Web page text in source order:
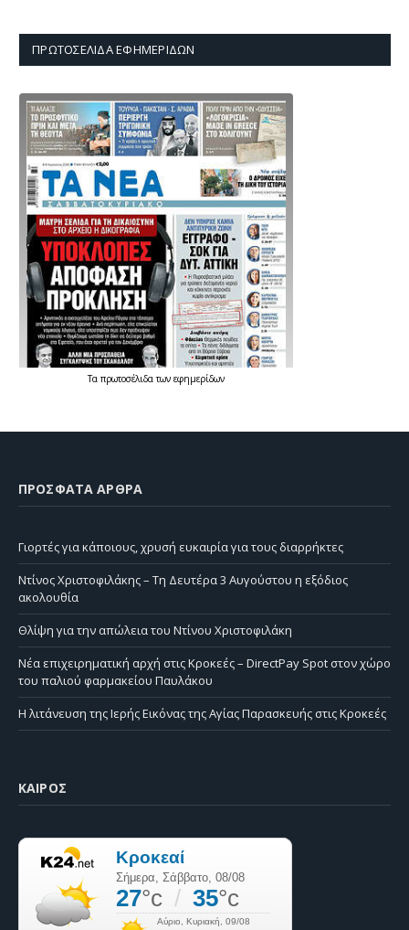
ΠΡΩΤΟΣΈΛΙΔΑ ΕΦΗΜΕΡΊΔΩΝ
Τα πρωτοσέλιδατων εφημερίδων
ΠΡΌΣΦΑΤΑ ΆΡΘΡΑ
Γιορτές για κάποιους, χρυσή ευκαιρία για τους διαρρήκτες
Ντίνος Χριστοφιλάκης – Τη Δευτέρα 3 Αυγούστου η εξόδιος
ακολουθία
Θλίψη για την απώλεια του Ντίνου Χριστοφιλάκη
Νέα επιχειρηματική αρχή στις Κροκεές – DirectPay Spot στον χώρο
του παλιού φαρμακείου Παυλάκου
Η λιτάνευση της Ιερής Εικόνας της Αγίας Παρασκευής στις Κροκεές
ΚΑΙΡΌΣ